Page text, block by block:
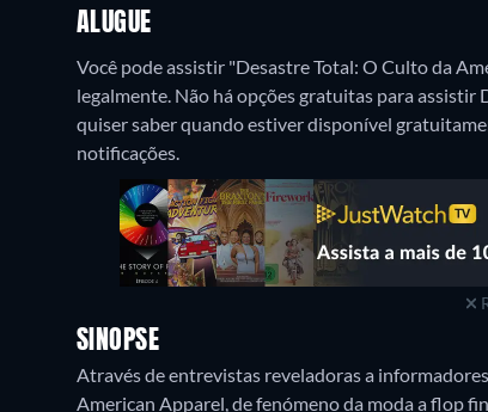
ALUGUE
Você pode assistir "Desastre Total: O Culto da
legalmente. Não há opções gratuitas para assistir
quiser saber quando estiver disponível
notificações.
SINOPSE
Através de entrevistas reveladoras a
American Apparel, de fenómeno da moda a flop